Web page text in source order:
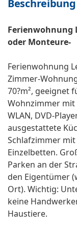
Beschreibung
Ferienwohnung
oder Monteure-
Ferienwohnung
Zimmer-
70?m², geeignet
Wohnzimmer mit
WLAN, DVD-
ausgestattete
Schlafzimmer
Einzelbetten.
Parken an der
den Eigentümer
Ort). Wichtig:
keine
Haustiere.